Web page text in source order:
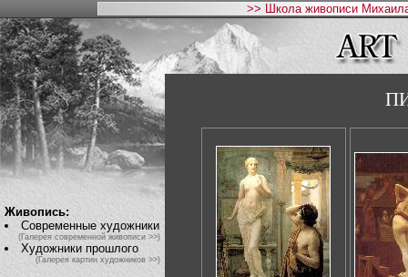
>> Школа живописи
Живопись:
Современные художники
(Галерея современной живописи >>)
Художники прошлого
(Галерея картин художников >>)